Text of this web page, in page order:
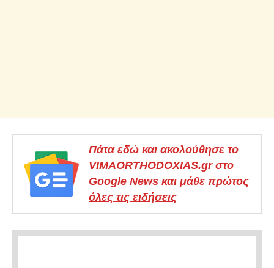
Πάτα εδώ και ακολούθησε το
VIMAORTHODOXIAS.gr στο
Google News και μάθε πρώτος
όλες τις ειδήσεις